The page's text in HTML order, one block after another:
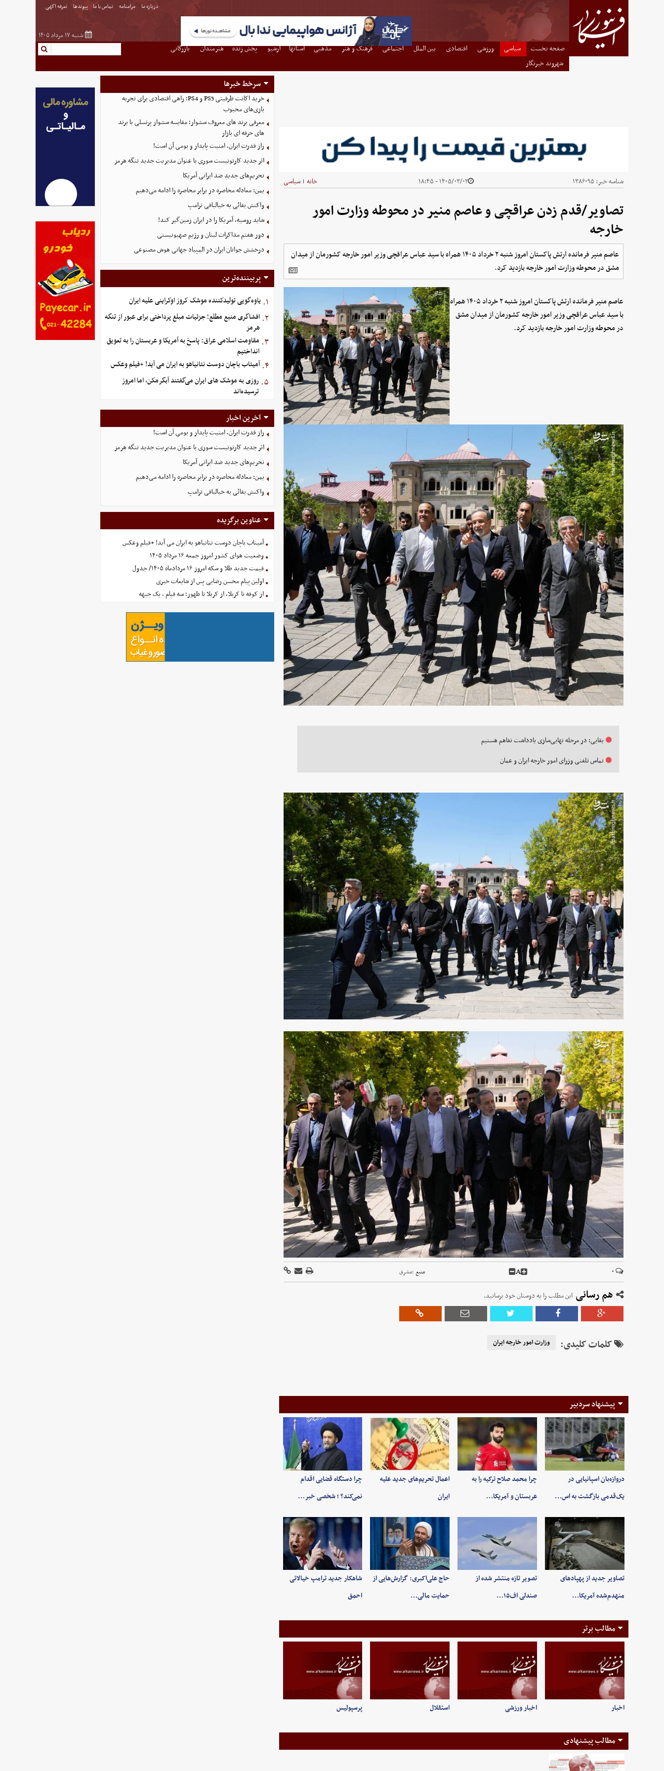
درباره ما مرامنامه تماس با ما پیوندها تعرفه اگهی
شنبه ۱۷ مرداد ۱۴۰۵
صفحه نخست سیاسی ورزشی اقتصادی بین الملل اجتماعی فرهنگ و هنر مذهبی استانها آرشیو پخش زنده هنرمندان
بازرگانی
شهروند خبرنگار
شناسه خبر: ۱۳۸۶۰۹۵ ۱۴۰۵/۰۳/۰۲ - ۱۸:۴۵ خانه | سیاسی
تصاویر/قدم زدن عراقچی و عاصم منیر در محوطه وزارت امور
خارجه
عاصم منیر فرمانده ارتش پاکستان امروز شنبه ۲ خرداد ۱۴۰۵ همراه با سید عباس عراقچی وزیر امور خارجه کشورمان از میدان
مشق در محوطه وزارت امور خارجه بازدید کرد.
عاصم منیر فرمانده ارتش پاکستان امروز شنبه ۲ خرداد ۱۴۰۵ همراه
با سید عباس عراقچی وزیر امور خارجه کشورمان از میدان مشق
در محوطه وزارت امور خارجه بازدید کرد.
بقایی: در مرحله نهایی‌سازی یادداشت تفاهم هستیم
تماس تلفنی وزرای امور خارجه ایران و عمان
۰ A منبع :مشرق
هم رسانی این مطلب را به دوستان خود برسانید.
کلمات کلیدی: وزارت امور خارجه ایران
پیشنهاد سردبیر
دروازه‌بان اسپانیایی در
یک‌قدمی بازگشت به اس…
چرا محمد صلاح ترکیه را به
عربستان و آمریکا…
اعمال تحریم‌های جدید علیه
ایران
چرا دستگاه قضایی اقدام
نمی‌کند؟ ؛ شخصی خبر…
تصاویر جدید از پهپادهای
منهدم‌شده آمریکا…
تصویر تازه منتشر شده از
صندلی اف۱۵…
حاج علی‌اکبری: گزارش‌هایی از
حمایت مالی…
شاهکار جدید ترامپ خیالاتی
احمق
مطالب برتر
اخبار اخبار ورزشی استقلال پرسپولیس
مطالب پیشنهادی
سرخط خبرها
خرید اکانت ظرفیتی PS5 و PS4؛ راهی اقتصادی برای تجربه
بازی‌های محبوب
معرفی برند های معروف سشوار؛ مقایسه سشوار پرنسلی با برند
های حرفه ای بازار
راز قدرت ایران، امنیت پایدار و بومی آن است!
اثر جدید کارتونیست سوری با عنوان مدیریت جدید تنگه هرمز
تحریم‌های جدید ضد ایرانی آمریکا
یمن: معادله محاصره در برابر محاصره را ادامه می‌دهیم
واکنش بقائی به خیالبافی ترامپ
شاید روسیه، آمریکا را در ایران زمین‌گیر کند!
دور هفتم مذاکرات لبنان و رژیم صهیونیستی
درخشش جوانان ایران در المپیاد جهانی هوش مصنوعی
پربیننده‌ترین
۱. یاوه‌گویی تولیدکننده موشک کروز اوکراینی علیه ایران
۲. افشاگری منبع مطلع؛ جزئیات مبلغ پرداختی برای عبور از تنگه
هرمز
۳. مقاومت اسلامی عراق: پاسخ به آمریکا و عربستان را به تعویق
انداختیم
۴. آمیتاب باچان دوست نتانیاهو به ایران می آید! +فیلم وعکس
۵. روزی به موشک‌ های ایران می‌گفتند آبگرمکن، اما امروز
ترسیده‌اند
آخرین اخبار
راز قدرت ایران، امنیت پایدار و بومی آن است!
اثر جدید کارتونیست سوری با عنوان مدیریت جدید تنگه هرمز
تحریم‌های جدید ضد ایرانی آمریکا
یمن: معادله محاصره در برابر محاصره را ادامه می‌دهیم
واکنش بقائی به خیالبافی ترامپ
عناوین برگزیده
آمیتاب باچان دوست نتانیاهو به ایران می آید! +فیلم وعکس
وضعیت هوای کشور امروز جمعه ۱۶ مرداد ۱۴۰۵
قیمت جدید طلا و سکه امروز ۱۶ مردادماه ۱۴۰۵/ جدول
اولین پیام محسن رضایی پس از شایعات خبری
از کوفه تا کربلا، از کربلا تا ظهور؛ سه قیام ، یک جبهه